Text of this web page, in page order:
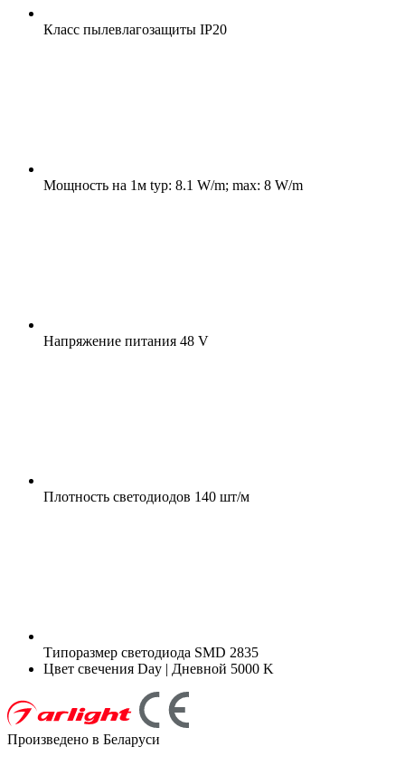
Класс пылевлагозащиты IP20
Мощность на 1м typ: 8.1 W/m; max: 8 W/m
Напряжение питания 48 V
Плотность светодиодов 140 шт/м
Типоразмер светодиода SMD 2835
Цвет свечения Day | Дневной 5000 K
Произведено в Беларуси